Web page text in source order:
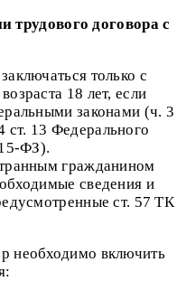
трудового договора с
только с
18 лет, если
законами (ч. 3
ст. 13 Федерального
ФЗ).
гражданином
сведения и
ст. 57 ТК
необходимо включить